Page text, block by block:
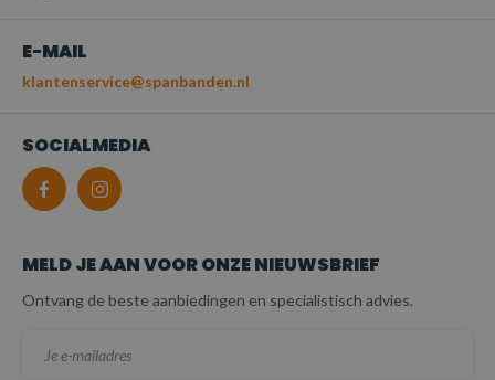
E-MAIL
klantenservice@spanbanden.nl
SOCIALMEDIA
MELD JE AAN VOOR ONZE NIEUWSBRIEF
Ontvang de beste aanbiedingen en specialistisch advies.